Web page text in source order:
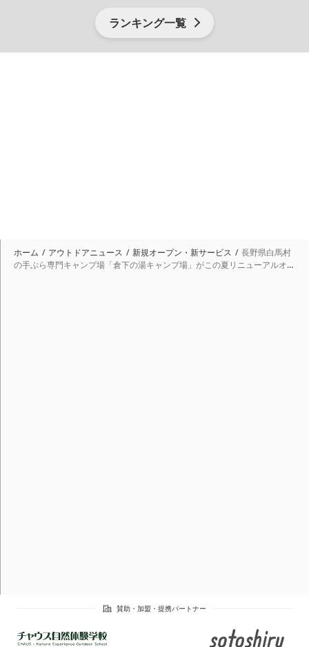
ランキング一覧
ホーム アウトドアニュース 新規オープン・新サービス
長野県白馬村
の手ぶら専門キャンプ場「倉下の湯キャンプ場」がこの夏リニューアルオー